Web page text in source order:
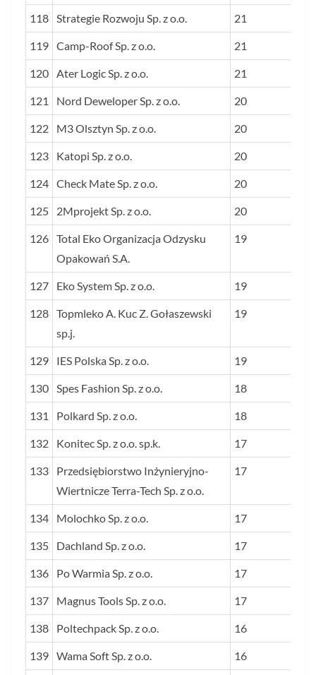
118 Strategie Rozwoju Sp. z o.o. 21
119 Camp-Roof Sp. z o.o. 21
120 Ater Logic Sp. z o.o. 21
121 Nord Deweloper Sp. z o.o. 20
122 M3 Olsztyn Sp. z o.o. 20
123 Katopi Sp. z o.o. 20
124 Check Mate Sp. z o.o. 20
125 2Mprojekt Sp. z o.o. 20
126 Total Eko Organizacja Odzysku
Opakowań S.A.
19
127 Eko System Sp. z o.o. 19
128 Topmleko A. Kuc Z. Gołaszewski
sp.j.
19
129 IES Polska Sp. z o.o. 19
130 Spes Fashion Sp. z o.o. 18
131 Polkard Sp. z o.o. 18
132 Konitec Sp. z o.o. sp.k. 17
133
Przedsiębiorstwo Inżynieryjno-
Wiertnicze Terra-Tech Sp. z o.o.
17
134 Molochko Sp. z o.o. 17
135 Dachland Sp. z o.o. 17
136 Po Warmia Sp. z o.o. 17
137 Magnus Tools Sp. z o.o. 17
138 Poltechpack Sp. z o.o. 16
139 Wama Soft Sp. z o.o. 16